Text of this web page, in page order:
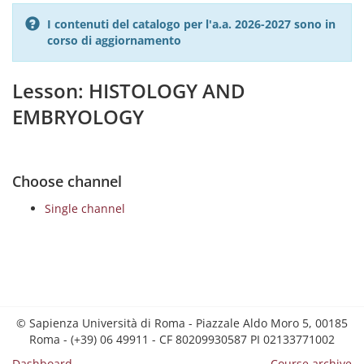
I contenuti del catalogo per l'a.a. 2026-2027 sono in
corso di aggiornamento
Lesson: HISTOLOGY AND
EMBRYOLOGY
Choose channel
Single channel
© Sapienza Università di Roma - Piazzale Aldo Moro 5, 00185
Roma - (+39) 06 49911 - CF 80209930587 PI 02133771002